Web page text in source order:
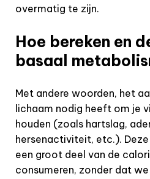
overmatig te zijn.
Hoe bereken en
basaal
Met andere woorden, het
lichaam nodig heeft om je
houden (zoals hartslag,
hersenactiviteit, etc.).
een groot deel van de
consumeren, zonder dat